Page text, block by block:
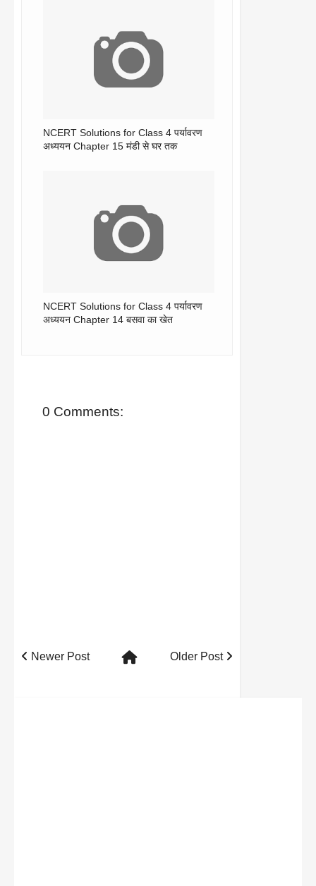
NCERT Solutions for Class 4 पर्यावरण
अध्ययन Chapter 15 मंडी से घर तक
NCERT Solutions for Class 4 पर्यावरण
अध्ययन Chapter 14 बसवा का खेत
0 Comments:
Newer Post Older Post